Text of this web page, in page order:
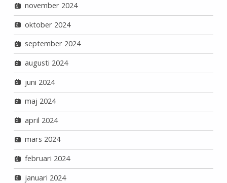
november 2024
oktober 2024
september 2024
augusti 2024
juni 2024
maj 2024
april 2024
mars 2024
februari 2024
januari 2024